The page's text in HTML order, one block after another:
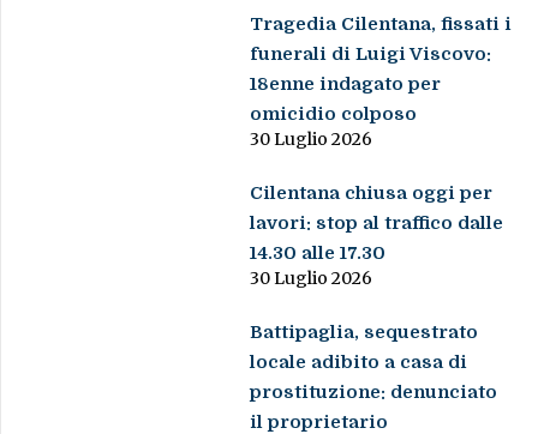
Tragedia Cilentana, fissati i
funerali di Luigi Viscovo:
18enne indagato per
omicidio colposo
30 Luglio 2026
Cilentana chiusa oggi per
lavori: stop al traffico dalle
14.30 alle 17.30
30 Luglio 2026
Battipaglia, sequestrato
locale adibito a casa di
prostituzione: denunciato
il proprietario